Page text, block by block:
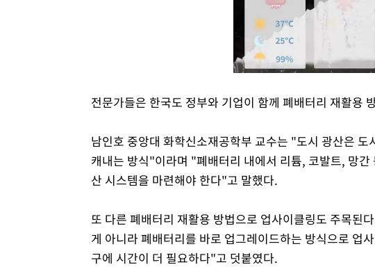
전문가들은 한국도 정부와 기업이 함께 폐배터리 재활용
남인호 중앙대 화학신소재공학부 교수는 "도시 광산은
캐내는 방식"이라며 "폐배터리 내에서 리튬, 코발트, 망
산 시스템을 마련해야 한다"고 말했다.
또 다른 폐배터리 재활용 방법으로 업사이클링도 주목된
게 아니라 폐배터리를 바로 업그레이드하는 방식으로 업
구에 시간이 더 필요하다"고 덧붙였다.